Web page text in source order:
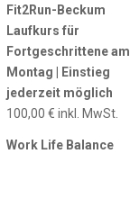
Fit2Run-Beckum
Laufkurs für
Fortgeschrittene am
Montag | Einstieg
jederzeit möglich
100,00€ inkl. MwSt.
Work Life Balance